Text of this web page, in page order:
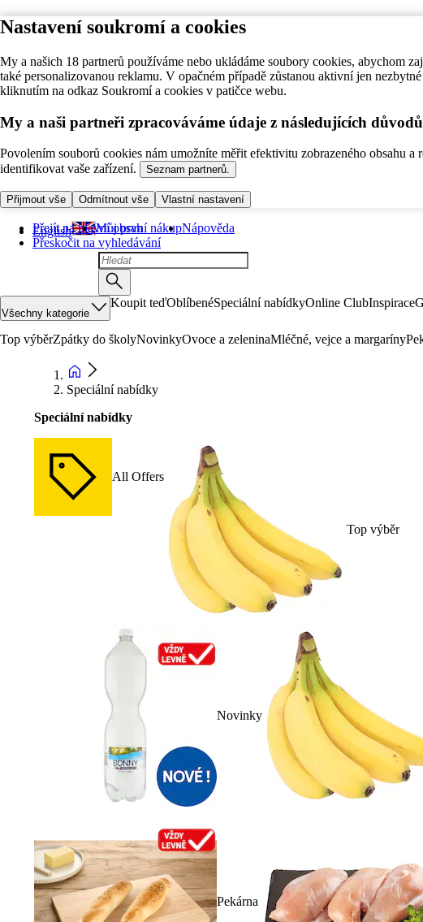
Nastavení soukromí a cookies
My a našich 18 partnerů používáme nebo ukládáme soubory cookies, abychom
také personalizovanou reklamu. V opačném případě zůstanou aktivní jen
kliknutím na odkaz Soukromí a cookies v patičce webu.
My a naši partneři zpracováváme údaje z následujících důvodů
Povolením souborů cookies nám umožníte měřit efektivitu zobrazeného obsahu
identifikovat vaše zařízení.
Seznam partnerů.
Přijmout vše Odmítnout vše Vlastní nastavení
Přejít na hlavní obsah
Přeskočit na vyhledávání
English Můj první nákupNápověda
Všechny kategorie
Koupit teďOblíbenéSpeciální nabídkyOnline ClubInspirace
Top výběrZpátky do školyNovinkyOvoce a zeleninaMléčné, vejce a margaríny
Speciální nabídky
Speciální nabídky
All Offers
Top výběr
Novinky
Pekárna